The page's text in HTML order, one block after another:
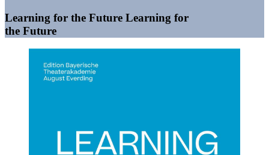
Learning for the Future Learning for
the Future